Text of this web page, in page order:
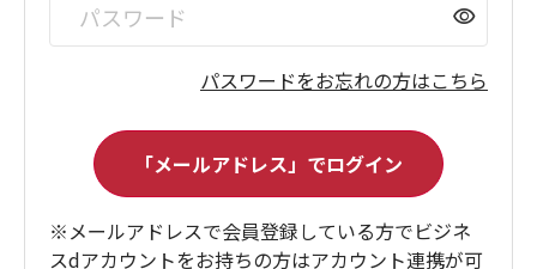
visibility
パスワードをお忘れの方はこちら
※メールアドレスで会員登録している方でビジネ
スdアカウントをお持ちの方はアカウント連携が可